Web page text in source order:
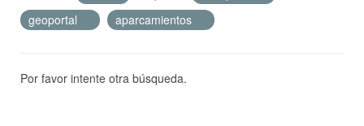
geoportal
aparcamientos
Por favor intente otra búsqueda.